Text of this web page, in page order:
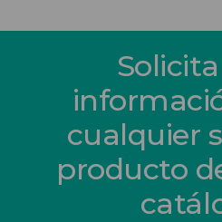
cualquier
producto